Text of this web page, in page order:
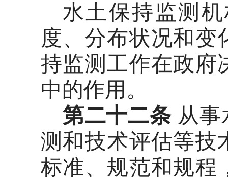
水土保持监测
度、分布状况和变
持监测工作在政府
中的作用。
第二十二条 从
测和技术评估等技
标准、规范和规程